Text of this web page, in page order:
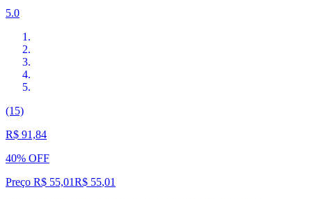
5.0
(15)
R$ 91,84
40% OFF
Preço R$ 55,01R$ 55,01